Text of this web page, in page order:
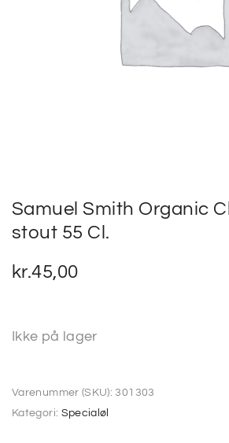
Samuel Smith Organic
stout 55 Cl.
kr.45,00
Ikke på lager
Varenummer (SKU): 301303
Kategori: Specialøl